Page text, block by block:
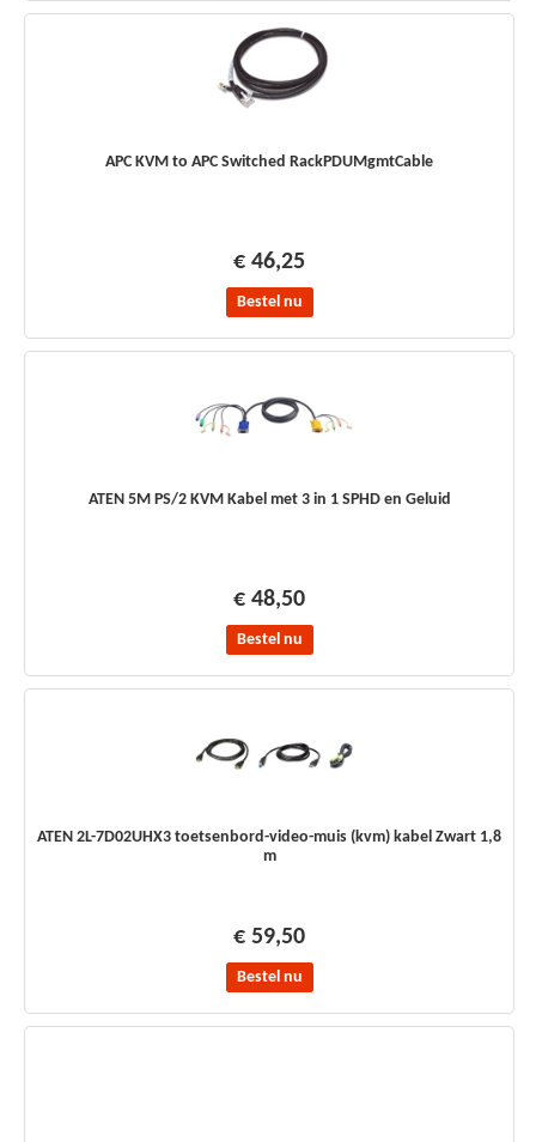
APC KVM to APC Switched RackPDUMgmtCable
€ 46,25
Bestel nu
ATEN 5M PS/2 KVM Kabel met 3 in 1 SPHD en Geluid
€ 48,50
Bestel nu
ATEN 2L-7D02UHX3 toetsenbord-video-muis (kvm) kabel Zwart 1,8
m
€ 59,50
Bestel nu